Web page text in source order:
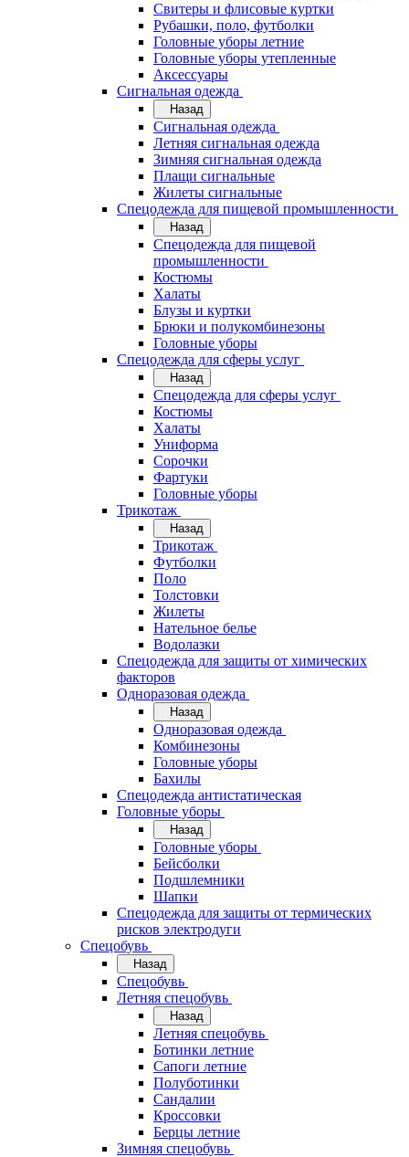
Свитеры и флисовые куртки
Рубашки, поло, футболки
Головные уборы летние
Головные уборы утепленные
Аксессуары
Сигнальная одежда
Назад
Сигнальная одежда
Летняя сигнальная одежда
Зимняя сигнальная одежда
Плащи сигнальные
Жилеты сигнальные
Спецодежда для пищевой промышленности
Назад
Спецодежда для пищевой
промышленности
Костюмы
Халаты
Блузы и куртки
Брюки и полукомбинезоны
Головные уборы
Спецодежда для сферы услуг
Назад
Спецодежда для сферы услуг
Костюмы
Халаты
Униформа
Сорочки
Фартуки
Головные уборы
Трикотаж
Назад
Трикотаж
Футболки
Поло
Толстовки
Жилеты
Нательное белье
Водолазки
Спецодежда для защиты от химических
факторов
Одноразовая одежда
Назад
Одноразовая одежда
Комбинезоны
Головные уборы
Бахилы
Спецодежда антистатическая
Головные уборы
Назад
Головные уборы
Бейсболки
Подшлемники
Шапки
Спецодежда для защиты от термических
рисков электродуги
Спецобувь
Назад
Спецобувь
Летняя спецобувь
Назад
Летняя спецобувь
Ботинки летние
Сапоги летние
Полуботинки
Сандалии
Кроссовки
Берцы летние
Зимняя спецобувь